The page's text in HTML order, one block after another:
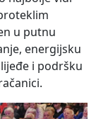
u putnu
energijsku
i podršku